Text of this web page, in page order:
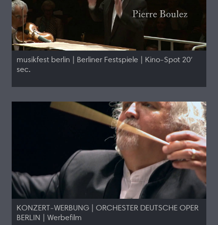
musikfest berlin | Berliner Festspiele | Kino-Spot 20′
sec.
KONZERT-WERBUNG | ORCHESTER DEUTSCHE OPER
BERLIN | Werbefilm